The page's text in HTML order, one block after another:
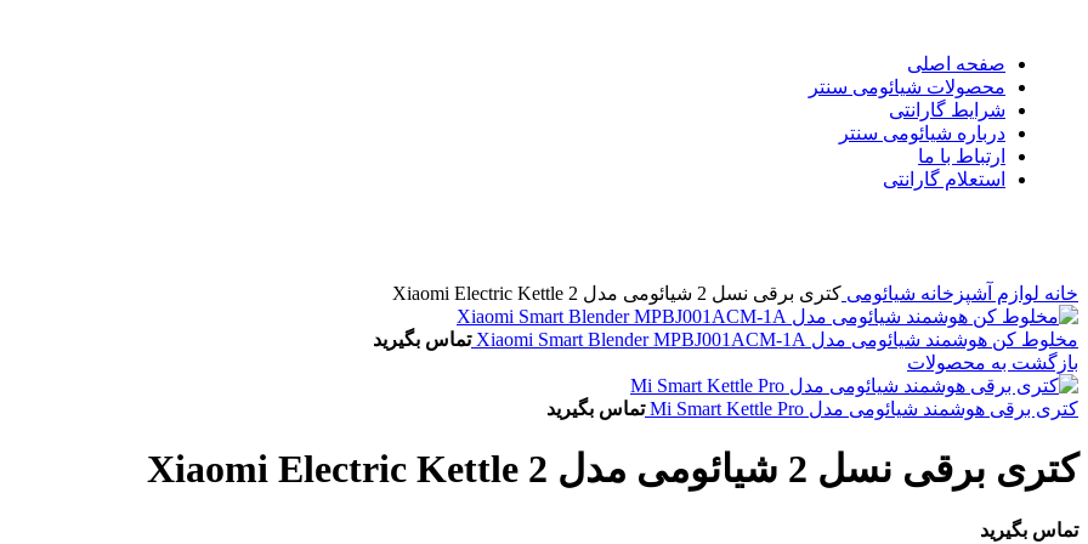
صفحه اصلی
محصولات شیائومی سنتر
شرایط گارانتی
درباره شیائومی سنتر
ارتباط با ما
استعلام گارانتی
خانه لوازم آشپزخانه شیائومی کتری برقی نسل 2 شیائومی مدل Xiaomi Electric Kettle 2
مخلوط کن هوشمند شیائومی مدل Xiaomi Smart Blender MPBJ001ACM-1A
تماس بگیرید
بازگشت به محصولات
کتری برقی هوشمند شیائومی مدل Mi Smart Kettle Pro تماس بگیرید
کتری برقی نسل 2 شیائومی مدل Xiaomi Electric Kettle 2
تماس بگیرید